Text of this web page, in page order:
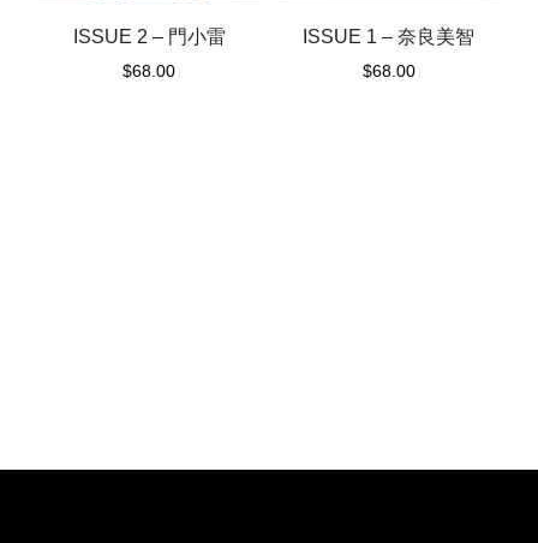
ISSUE 2 – 門小雷
$68.00
ISSUE 1 – 奈良美智
$68.00